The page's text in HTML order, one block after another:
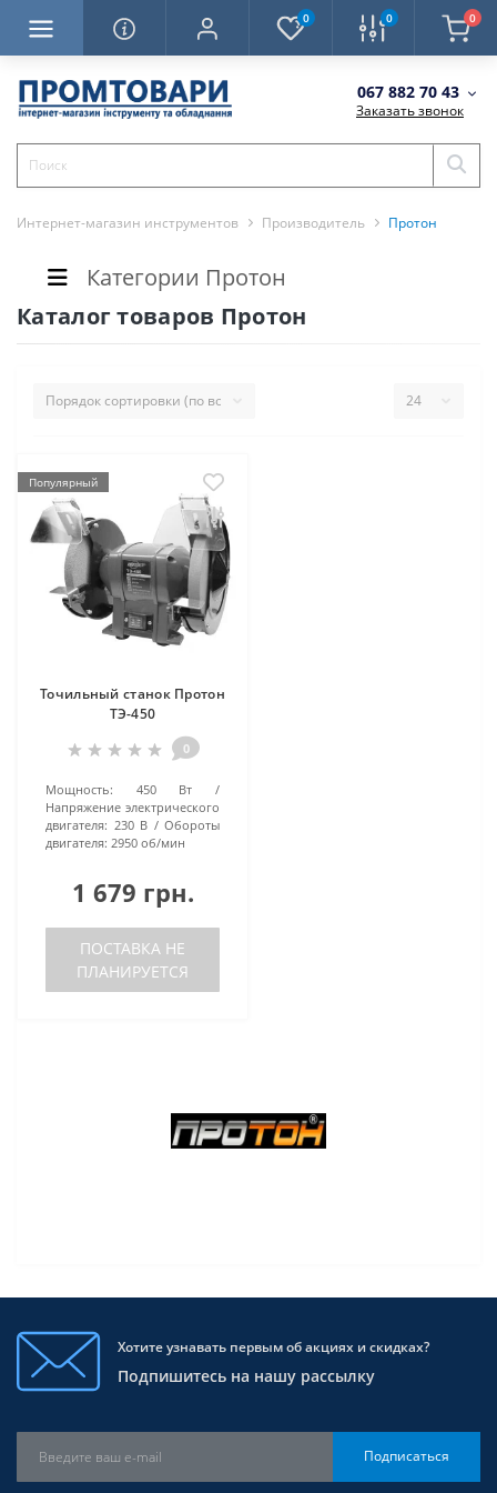
0 0 0
067 882 70 43
Заказать звонок
Интернет-магазин инструментов Производитель Протон
Категории Протон
Каталог товаров Протон
Популярный
Точильный станок Протон
ТЭ-450
0
Мощность:
450 Вт
Напряжение электрического
двигателя: 230 В
Обороты
двигателя: 2950 об/мин
1 679 грн.
ПОСТАВКА НЕ
ПЛАНИРУЕТСЯ
Хотите узнавать первым об акциях и скидках?
Подпишитесь на нашу рассылку
Подписаться